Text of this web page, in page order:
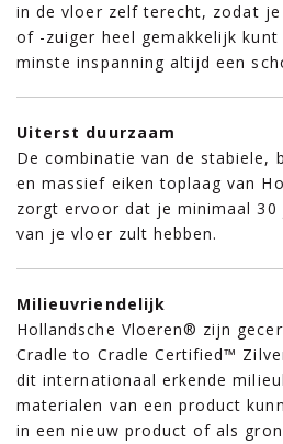
in de vloer zelf terecht, zodat
of -zuiger heel gemakkelijk
minste inspanning altijd een
Uiterst duurzaam
De combinatie van de stabiele,
en massief eiken toplaag van
zorgt ervoor dat je minimaal
van je vloer zult hebben.
Milieuvriendelijk
Hollandsche Vloeren® zijn
Cradle to Cradle Certified™
dit internationaal erkende
materialen van een product
in een nieuw product of als